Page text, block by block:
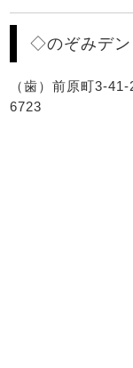
◇のぞみデン
（歯）前原町3-
6723